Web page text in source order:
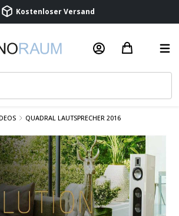
Beratung & Service
QUADRAL LAUTSPRECHER 2016